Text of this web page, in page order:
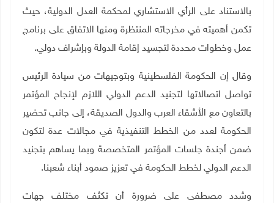
بالاستناد على الرأي الاستشاري لمحكمة العدل الدولية، حيث
تكمن أهميته في مخرجاته المنتظرة ومنها الاتفاق على برنامج
عمل وخطوات محددة لتجسيد إقامة الدولة وبإشراف دولي.
وقال إن الحكومة الفلسطينية وبتوجيهات من سيادة الرئيس
تواصل اتصالاتها لتجنيد الدعم الدولي اللازم لإنجاح المؤتمر
بالتعاون مع الأشقاء العرب والدول الصديقة، إلى جانب تحضير
الحكومة لعدد من الخطط التنفيذية في مجالات عدة لتكون
ضمن أجندة جلسات المؤتمر المتخصصة وبما يساهم بتجنيد
الدعم الدولي لخطط الحكومة في تعزيز صمود أبناء شعبنا.
وشدد مصطفى على ضرورة أن تكثف مختلف جهات